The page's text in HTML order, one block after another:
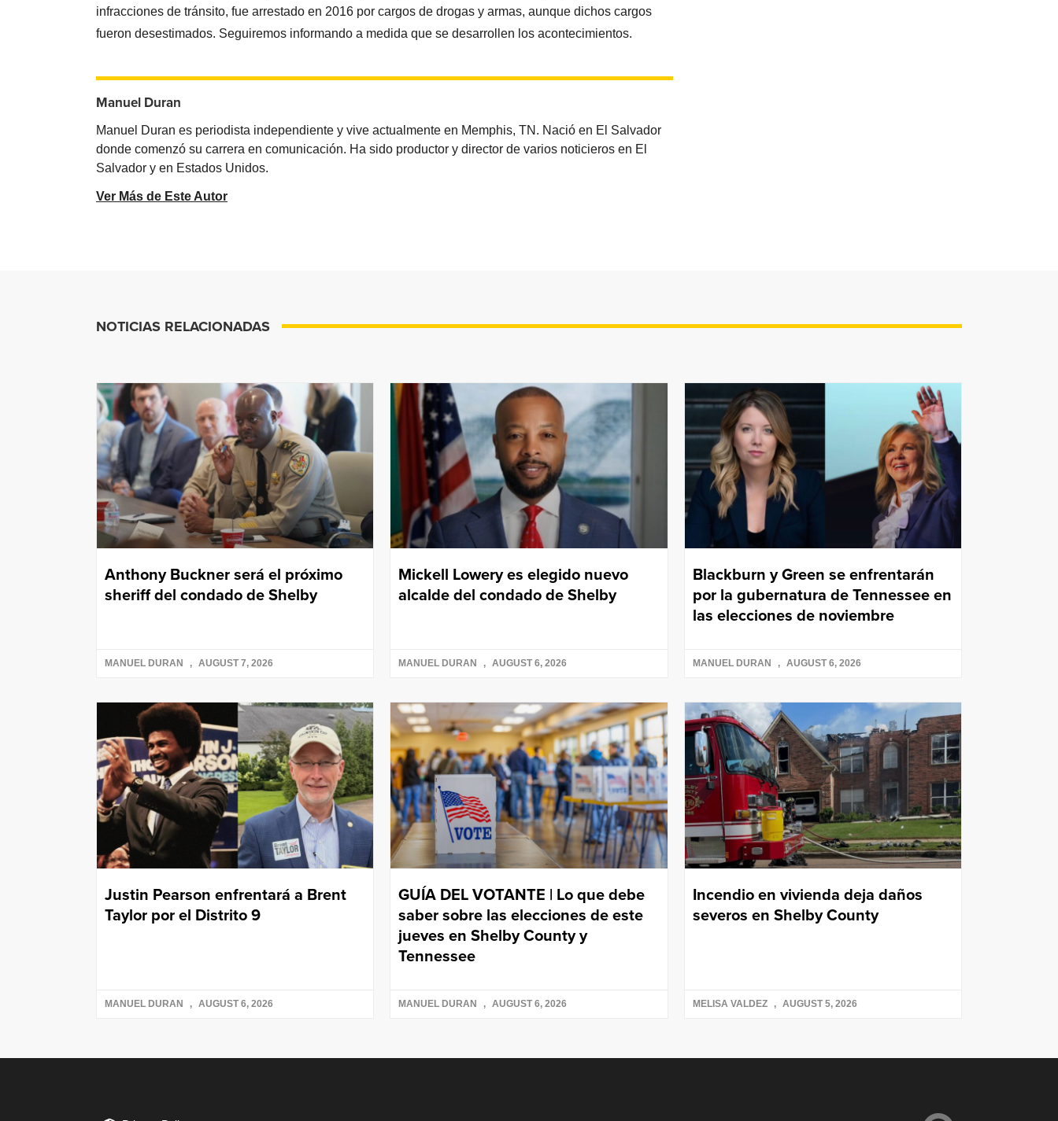
infracciones de tránsito, fue arrestado en 2016 por cargos de drogas y armas, aunque dichos cargos
fueron desestimados. Seguiremos informando a medida que se desarrollen los acontecimientos.
Manuel Duran
Manuel Duran es periodista independiente y vive actualmente en Memphis, TN. Nació en El Salvador
donde comenzó su carrera en comunicación. Ha sido productor y director de varios noticieros en El
Salvador y en Estados Unidos.
Ver Más de Este Autor
NOTICIAS RELACIONADAS
Anthony Buckner será el próximo
sheriff del condado de Shelby
MANUEL DURAN AUGUST 7, 2026
Mickell Lowery es elegido nuevo
alcalde del condado de Shelby
MANUEL DURAN AUGUST 6, 2026
Blackburn y Green se enfrentarán
por la gubernatura de Tennessee en
las elecciones de noviembre
MANUEL DURAN AUGUST 6, 2026
Justin Pearson enfrentará a Brent
Taylor por el Distrito 9
MANUEL DURAN AUGUST 6, 2026
GUÍA DEL VOTANTE | Lo que debe
saber sobre las elecciones de este
jueves en Shelby County y
Tennessee
MANUEL DURAN AUGUST 6, 2026
Incendio en vivienda deja daños
severos en Shelby County
MELISA VALDEZ AUGUST 5, 2026